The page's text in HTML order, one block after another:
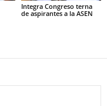
Integra Congreso terna
de aspirantes a la ASEN